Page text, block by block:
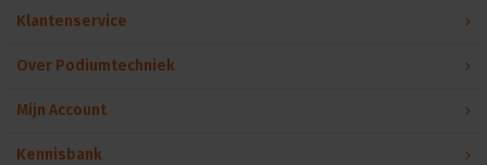
Klantenservice
Over Podiumtechniek
Mijn Account
Kennisbank